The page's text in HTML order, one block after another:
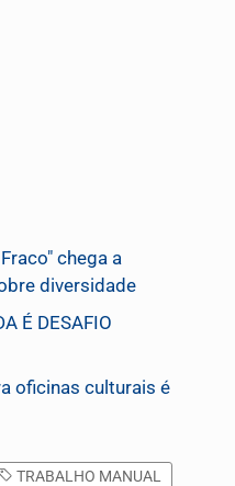
chega a
diversidade
É DESAFIO
oficinas culturais é
TRABALHO MANUAL